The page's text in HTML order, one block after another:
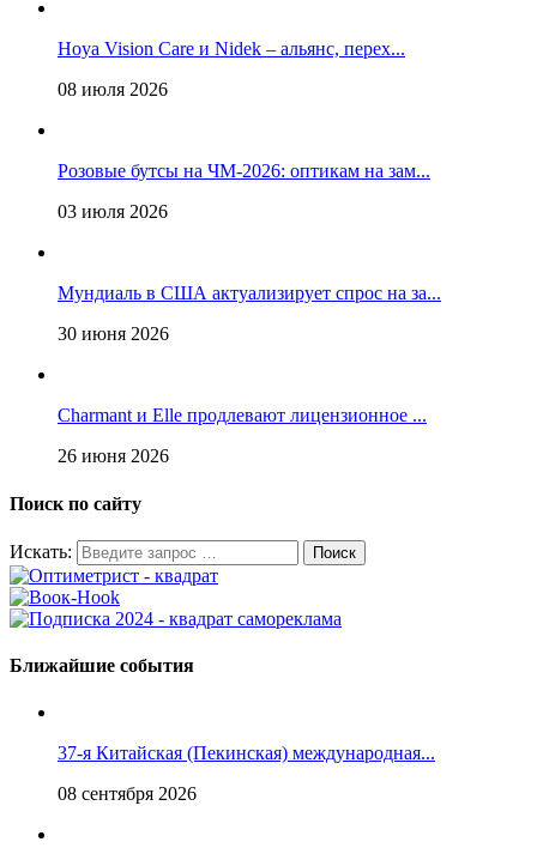
Hoya Vision Care и Nidek – альянс, перех...
08 июля 2026
Розовые бутсы на ЧМ-2026: оптикам на зам...
03 июля 2026
Мундиаль в США актуализирует спрос на за...
30 июня 2026
Charmant и Elle продлевают лицензионное ...
26 июня 2026
Поиск по сайту
Искать:
Ближайшие события
37-я Китайская (Пекинская) международная...
08 сентября 2026